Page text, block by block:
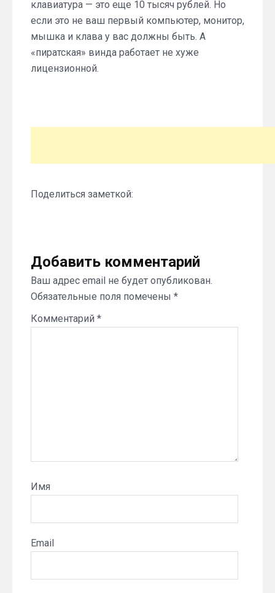
клавиатура — это еще 10 тысяч рублей. Но
если это не ваш первый компьютер, монитор,
мышка и клава у вас должны быть. А
«пиратская» винда работает не хуже
лицензионной.
Поделиться заметкой:
Добавить комментарий
Ваш адрес email не будет опубликован.
Обязательные поля помечены *
Комментарий *
Имя
Email